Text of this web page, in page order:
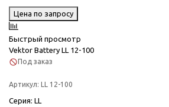
Цена по запросу
Быстрый просмотр
Vektor Battery LL 12-100
Под заказ
Артикул: LL 12-100
Серия: LL